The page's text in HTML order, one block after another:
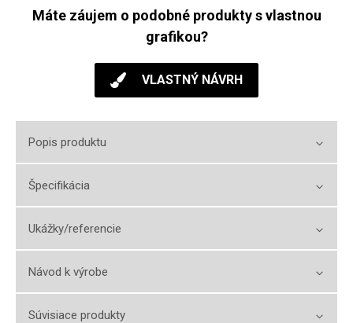
Máte záujem o podobné produkty s vlastnou
grafikou?
VLASTNÝ NÁVRH
Popis produktu
Špecifikácia
Ukážky/referencie
Návod k výrobe
Súvisiace produkty